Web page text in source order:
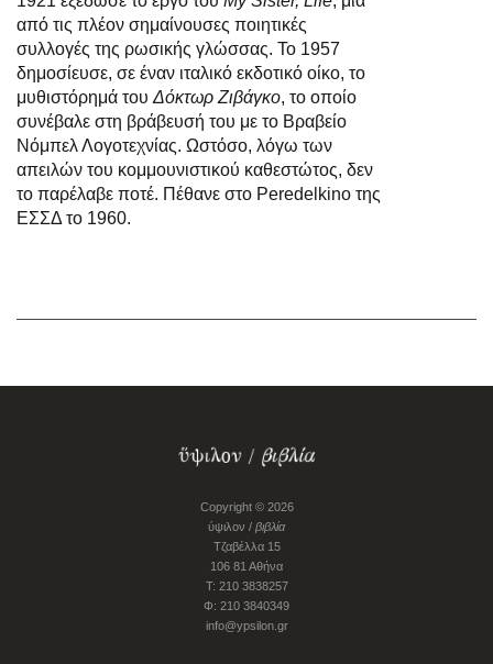
από τις πλέον σημαίνουσες ποιητικές
συλλογές της ρωσικής γλώσσας. Το 1957
δημοσίευσε, σε έναν ιταλικό εκδοτικό οίκο, το
μυθιστόρημά του Δόκτωρ Ζιβάγκο, το οποίο
συνέβαλε στη βράβευσή του με το Βραβείο
Νόμπελ Λογοτεχνίας. Ωστόσο, λόγω των
απειλών του κομμουνιστικού καθεστώτος, δεν
το παρέλαβε ποτέ. Πέθανε στο Peredelkino της
ΕΣΣΔ το 1960.
Copyright © 2026
ύψιλον / βιβλία
Τζαβέλλα 15
106 81 Αθήνα
Τ: 210 3838257
Φ: 210 3840349
info@ypsilon.gr